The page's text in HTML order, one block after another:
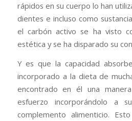
rápidos en su cuerpo lo han
dientes e incluso como
el carbón activo se ha visto
estética y se ha disparado su
Y es que la capacidad
incorporado a la dieta de
encontrado en él una
esfuerzo incorporándolo a
complemento alimenticio.